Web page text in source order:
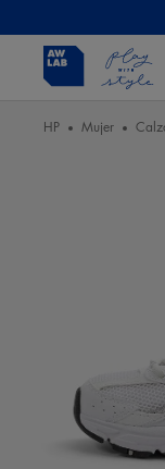
HP Mujer